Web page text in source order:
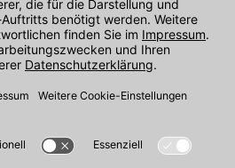
07071 / 151-151für Sie erreichbar.
Kontaktformular nutzen.
finden Sie